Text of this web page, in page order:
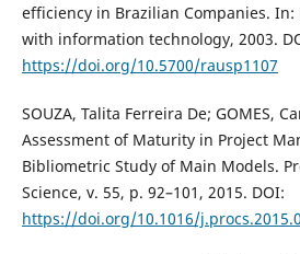
efficiency in Brazilian Companies.
with information technology, 2003.
https://doi.org/10.5700/rausp1107
SOUZA, Talita Ferreira De; GOMES,
Assessment of Maturity in Project
Bibliometric Study of Main Models.
Science, v. 55, p. 92–101, 2015. DOI:
https://doi.org/10.1016/